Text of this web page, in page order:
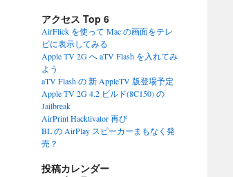
アクセス Top 6
AirFlick を使って Mac の画面をテレ
ビに表示してみる
Apple TV 2G へ aTV Flash を入れてみ
よう
aTV Flash の 新 AppleTV 版登場予定
Apple TV 2G 4.2 ビルド(8C150) の
Jailbreak
AirPrint Hacktivator 再び
BL の AirPlay スピーカーまもなく発
売？
投稿カレンダー